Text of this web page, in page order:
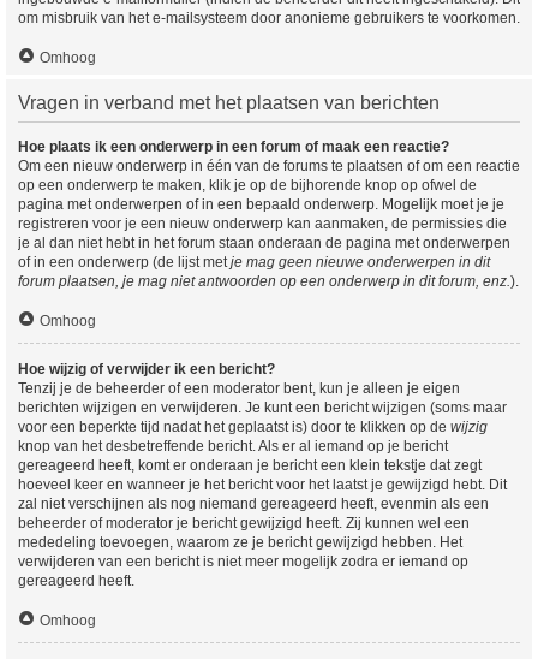
om misbruik van het e-mailsysteem door anonieme gebruikers te voorkomen.
Omhoog
Vragen in verband met het plaatsen van berichten
Hoe plaats ik een onderwerp in een forum of maak een reactie?
Om een nieuw onderwerp in één van de forums te plaatsen of om een reactie
op een onderwerp te maken, klik je op de bijhorende knop op ofwel de
pagina met onderwerpen of in een bepaald onderwerp. Mogelijk moet je je
registreren voor je een nieuw onderwerp kan aanmaken, de permissies die
je al dan niet hebt in het forum staan onderaan de pagina met onderwerpen
of in een onderwerp (de lijst metje mag geen nieuwe onderwerpen in dit
forum plaatsen, je mag niet antwoorden op een onderwerp in dit forum, enz.).
Omhoog
Hoe wijzig of verwijder ik een bericht?
Tenzij je de beheerder of een moderator bent, kun je alleen je eigen
berichten wijzigen en verwijderen. Je kunt een bericht wijzigen (soms maar
voor een beperkte tijd nadat het geplaatst is) door te klikken op de wijzig
knop van het desbetreffende bericht. Als er al iemand op je bericht
gereageerd heeft, komt er onderaan je bericht een klein tekstje dat zegt
hoeveel keer en wanneer je het bericht voor het laatst je gewijzigd hebt. Dit
zal niet verschijnen als nog niemand gereageerd heeft, evenmin als een
beheerder of moderator je bericht gewijzigd heeft. Zij kunnen wel een
mededeling toevoegen, waarom ze je bericht gewijzigd hebben. Het
verwijderen van een bericht is niet meer mogelijk zodra er iemand op
gereageerd heeft.
Omhoog